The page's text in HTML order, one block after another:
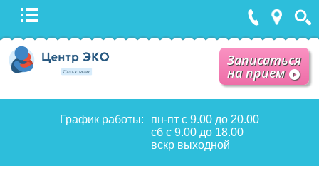
Записаться
на прием
График работы:
пн-пт с 9.00 до 20.00
сб с 9.00 до 18.00
вскр выходной